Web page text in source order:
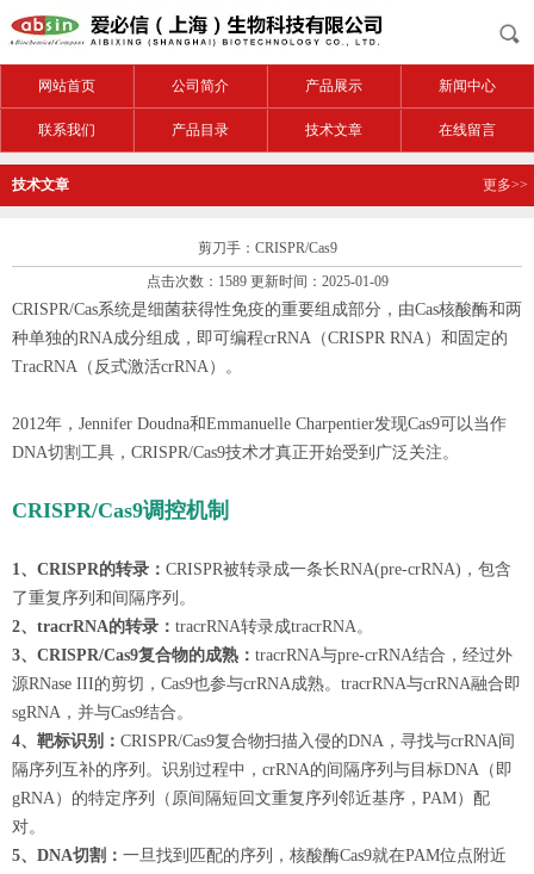
网站首页 公司简介 产品展示 新闻中心
联系我们 产品目录 技术文章 在线留言
技术文章 更多>>
剪刀手：CRISPR/Cas9
点击次数：1589 更新时间：2025-01-09
CRISPR/Cas系统是细菌获得性免疫的重要组成部分，由Cas核酸酶和两
种单独的RNA成分组成，即可编程crRNA（CRISPR RNA）和固定的
TracRNA（反式激活crRNA）。
2012年，Jennifer Doudna和Emmanuelle Charpentier发现Cas9可以当作
DNA切割工具，CRISPR/Cas9技术才真正开始受到广泛关注。
CRISPR/Cas9调控机制
1、CRISPR的转录： CRISPR被转录成一条长RNA(pre-crRNA)，包含
了重复序列和间隔序列。
2、tracrRNA的转录： tracrRNA转录成tracrRNA。
3、CRISPR/Cas9复合物的成熟： tracrRNA与pre-crRNA结合，经过外
源RNase III的剪切，Cas9也参与crRNA成熟。tracrRNA与crRNA融合即
sgRNA，并与Cas9结合。
4、靶标识别： CRISPR/Cas9复合物扫描入侵的DNA，寻找与crRNA间
隔序列互补的序列。识别过程中，crRNA的间隔序列与目标DNA（即
gRNA）的特定序列（原间隔短回文重复序列邻近基序，PAM）配
对。
5、DNA切割： 一旦找到匹配的序列，核酸酶Cas9就在PAM位点附近